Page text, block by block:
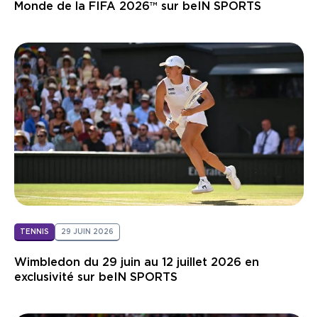
Monde de la FIFA 2026™ sur beIN SPORTS
TENNIS 29 JUIN 2026
Wimbledon du 29 juin au 12 juillet 2026 en
exclusivité sur beIN SPORTS